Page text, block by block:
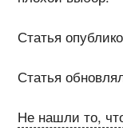
Статья
Статья
Не нашли то,